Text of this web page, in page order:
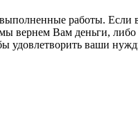
работы. Если
вернем Вам деньги, либо
удовлетворить ваши